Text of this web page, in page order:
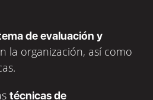
de evaluación y
la organización, así como
técnicas de